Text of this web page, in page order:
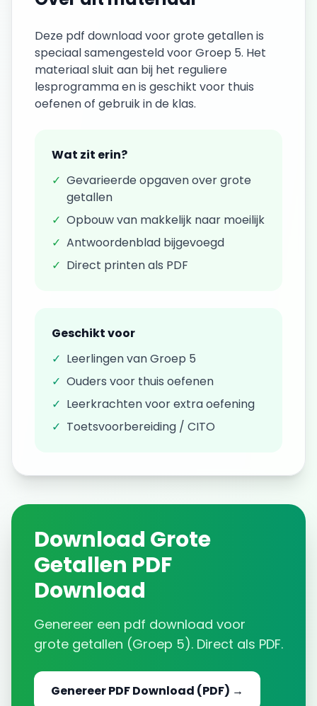
Deze pdf downloadvoorgrote getallenis
speciaal samengesteld voorGroep 5. Het
materiaal sluit aan bij het reguliere
lesprogramma en is geschikt voor thuis
oefenen of gebruik in de klas.
Wat zit erin?
✓ Gevarieerde opgaven overgrote
getallen
✓ Opbouw van makkelijk naar moeilijk
✓ Antwoordenblad bijgevoegd
✓ Direct printen als PDF
Geschikt voor
✓ Leerlingen vanGroep 5
✓ Ouders voor thuis oefenen
✓ Leerkrachten voor extra oefening
✓ Toetsvoorbereiding / CITO
Download Grote
Getallen PDF
Download
Genereer een pdf download voor
grote getallen (Groep 5). Direct als PDF.
GenereerPDF Download (PDF) →